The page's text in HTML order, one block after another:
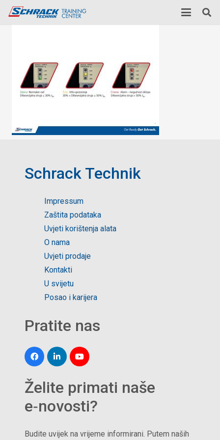
Schrack Technik
Impressum
Zaštita podataka
Uvjeti korištenja alata
O nama
Uvjeti prodaje
Kontakti
U svijetu
Posao i karijera
Pratite nas
Želite primati naše
e‑novosti?
Budite uvijek na vrijeme informirani. Putem naših